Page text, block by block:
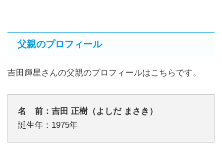
父親のプロフィール
吉田輝星さんの父親のプロフィールはこちらです。
名 前：吉田 正樹（よしだ まさき）
誕生年：1975年